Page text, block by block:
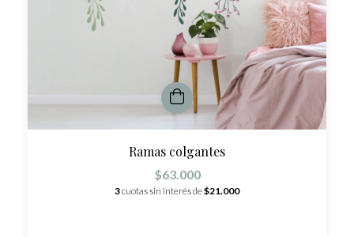
Ramas colgantes
$63.000
3cuotas sin interés de$21.000